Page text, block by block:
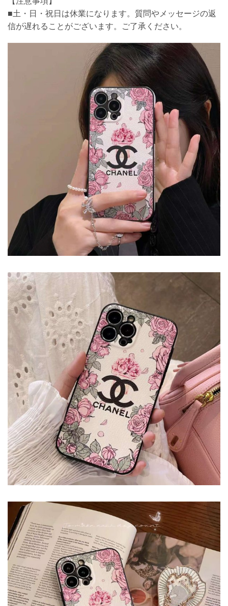
■土・日・祝日は休業になります。質問やメッセージの返
信が遅れることがございます。ご了承ください。